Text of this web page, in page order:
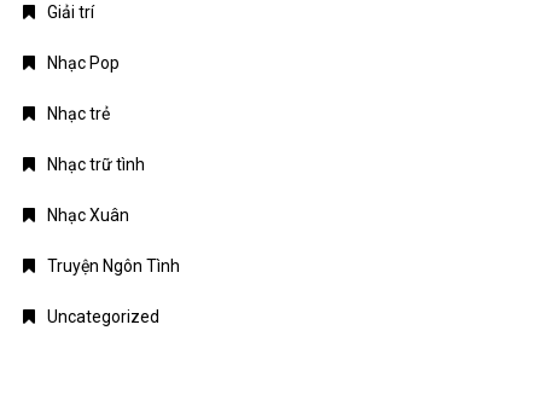
Giải trí
Nhạc Pop
Nhạc trẻ
Nhạc trữ tình
Nhạc Xuân
Truyện Ngôn Tình
Uncategorized